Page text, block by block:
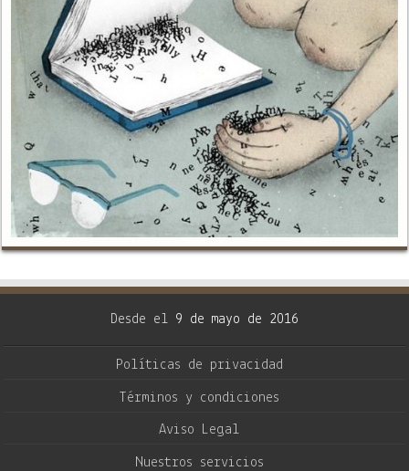
Desde el 9 de mayo de 2016
Políticas de privacidad
Términos y condiciones
Aviso Legal
Nuestros servicios